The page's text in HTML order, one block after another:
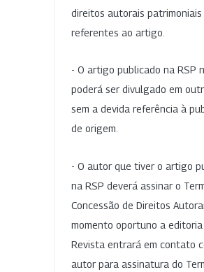
direitos autorais patrimoniais
referentes ao artigo.
- O artigo publicado na RSP
poderá ser divulgado em
sem a devida referência à
de origem.
- O autor que tiver o artigo
na RSP deverá assinar o
Concessão de Direitos
momento oportuno a editoria
Revista entrará em contato
autor para assinatura do